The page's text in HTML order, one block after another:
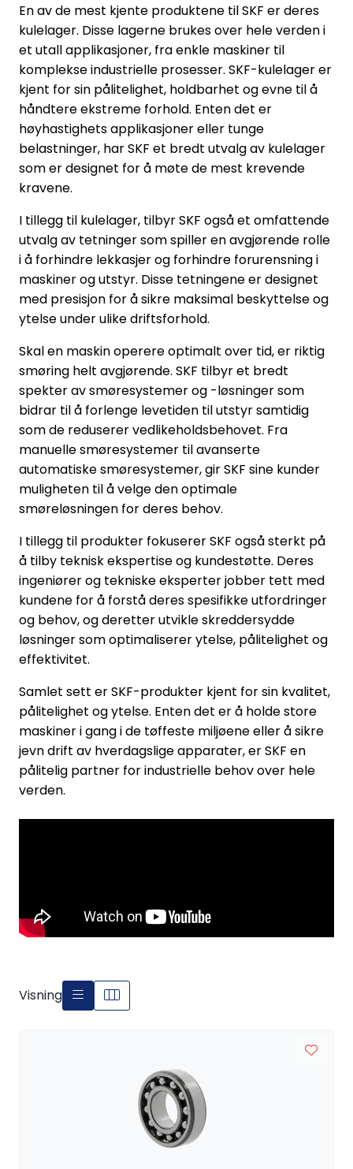
En av de mest kjente produktene til SKF er deres
kulelager. Disse lagerne brukes over hele verden i
et utall applikasjoner, fra enkle maskiner til
komplekse industrielle prosesser. SKF-kulelager er
kjent for sin pålitelighet, holdbarhet og evne til å
håndtere ekstreme forhold. Enten det er
høyhastighets applikasjoner eller tunge
belastninger, har SKF et bredt utvalg av kulelager
som er designet for å møte de mest krevende
kravene.
I tillegg til kulelager, tilbyr SKF også et omfattende
utvalg av tetninger som spiller en avgjørende rolle
i å forhindre lekkasjer og forhindre forurensning i
maskiner og utstyr. Disse tetningene er designet
med presisjon for å sikre maksimal beskyttelse og
ytelse under ulike driftsforhold.
Skal en maskin operere optimalt over tid, er riktig
smøring helt avgjørende. SKF tilbyr et bredt
spekter av smøresystemer og -løsninger som
bidrar til å forlenge levetiden til utstyr samtidig
som de reduserer vedlikeholdsbehovet. Fra
manuelle smøresystemer til avanserte
automatiske smøresystemer, gir SKF sine kunder
muligheten til å velge den optimale
smøreløsningen for deres behov.
I tillegg til produkter fokuserer SKF også sterkt på
å tilby teknisk ekspertise og kundestøtte. Deres
ingeniører og tekniske eksperter jobber tett med
kundene for å forstå deres spesifikke utfordringer
og behov, og deretter utvikle skreddersydde
løsninger som optimaliserer ytelse, pålitelighet og
effektivitet.
Samlet sett er SKF-produkter kjent for sin kvalitet,
pålitelighet og ytelse. Enten det er å holde store
maskiner i gang i de tøffeste miljøene eller å sikre
jevn drift av hverdagslige apparater, er SKF en
pålitelig partner for industrielle behov over hele
verden.
Visning